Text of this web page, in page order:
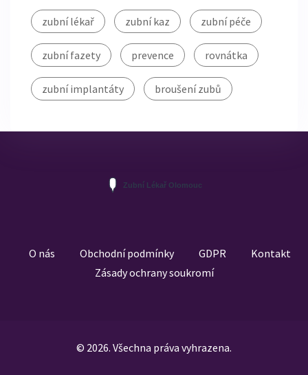
zubní lékař zubní kaz zubní péče
zubní fazety prevence rovnátka
zubní implantáty broušení zubů
O nás Obchodní podmínky GDPR
Kontakt
Zásady ochrany soukromí
© 2026. Všechna práva vyhrazena.